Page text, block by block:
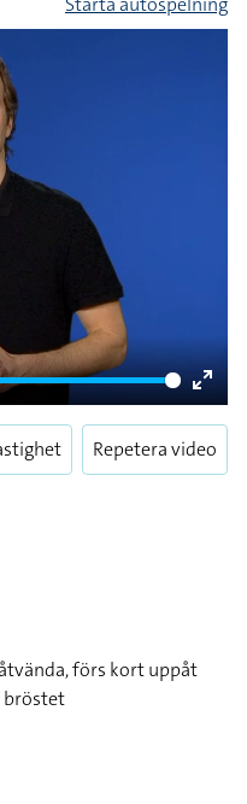
Enter
Repetera video
förs kort uppåt
bröstet